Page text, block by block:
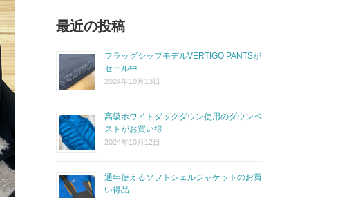
最近の投稿
フラッグシップモデルVERTIGO PANTSが
セール中
2024年10月13日
高級ホワイトダックダウン使用のダウンベ
ストがお買い得
2024年10月12日
通年使えるソフトシェルジャケットのお買
い得品